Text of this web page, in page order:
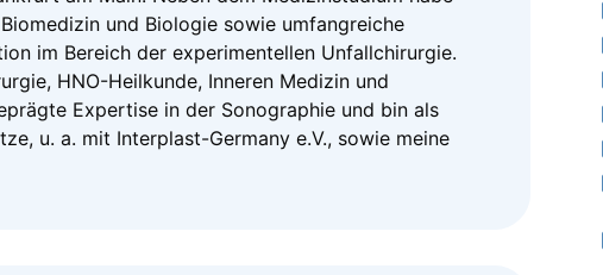
und Biologie sowie umfangreiche
im Bereich der experimentellen Unfallchirurgie.
HNO-Heilkunde, Inneren Medizin und
Expertise in der Sonographie und bin als
u. a. mit Interplast-Germany e.V., sowie meine